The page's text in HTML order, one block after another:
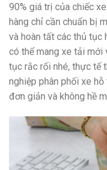
90% giá trị của chiếc
hàng chỉ cần chuẩn bị
và hoàn tất các thủ tục
có thể mang xe tải mới
tục rắc rối nhé, thực tế
nghiệp phân phối xe
đơn giản và không hề